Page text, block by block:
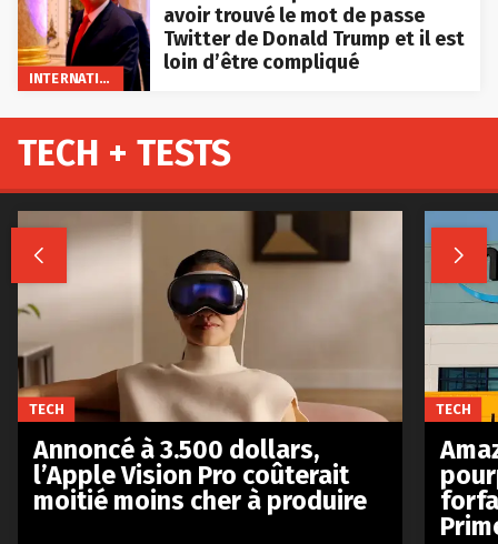
INTERNATIONAL
avoir trouvé le mot de passe
Twitter de Donald Trump et il est
loin d’être compliqué
TECH + TESTS
 
TECH
Annoncé à 3.500 dollars,
l’Apple Vision Pro coûterait
moitié moins cher à produire
TECH